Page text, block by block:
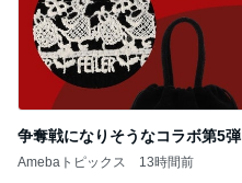
争奪戦になりそうなコラボ第5弾
Amebaトピックス 13時間前